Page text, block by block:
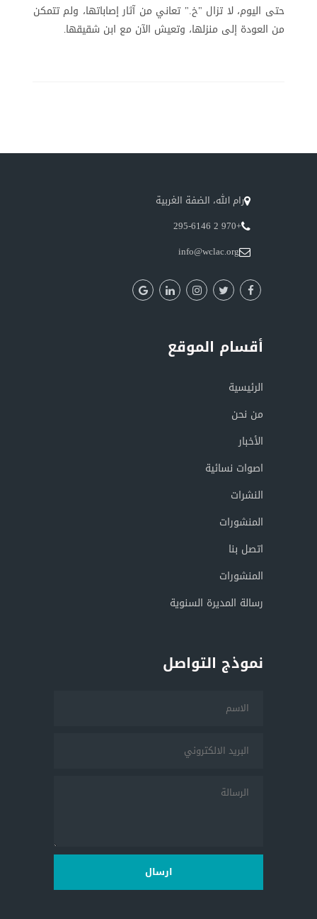
حتى اليوم، لا تزال "خ." تعاني من آثار إصاباتها، ولم تتمكن
من العودة إلى منزلها، وتعيش الآن مع ابن شقيقها.
رام الله، الضفة الغربية
+970 2 295-6146
info@wclac.org
أقسام الموقع
الرئيسية
من نحن
الأخبار
اصوات نسائية
النشرات
المنشورات
اتصل بنا
المنشورات
رسالة المديرة السنوية
نموذج التواصل
ارسال